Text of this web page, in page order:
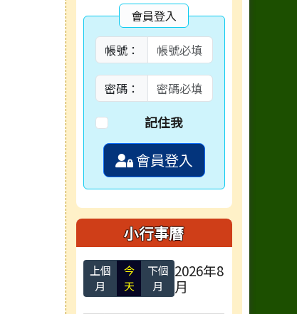
會員登入
帳號：
密碼：
記住我
會員登入
小行事曆
上個
月
今
天
下個
月
2026年8
月